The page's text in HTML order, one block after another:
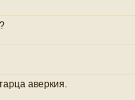
аверкия.